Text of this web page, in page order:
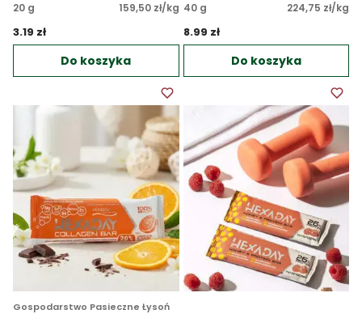
20 g 159,50 zł/kg
3.19 zł
Do koszyka
40 g
224,75 zł/kg
8.99 zł
Do koszyka
Gospodarstwo Pasieczne Łysoń